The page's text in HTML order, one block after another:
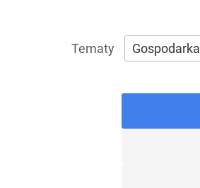
Gospodarka